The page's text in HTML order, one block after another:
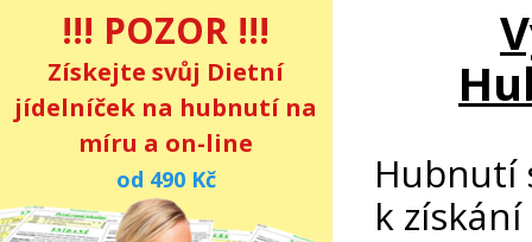
Hubnutí
k
!!! POZOR !!!
Získejte svůj Dietní
jídelníček na hubnutí na
míru a on-line
od 490 Kč